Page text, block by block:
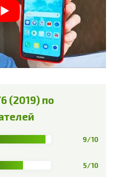
(2019) по
9/10
5/10